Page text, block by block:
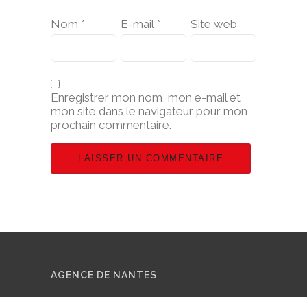
Nom * E-mail * Site web
Enregistrer mon nom, mon e-mail et
mon site dans le navigateur pour mon
prochain commentaire.
AGENCE DE NANTES